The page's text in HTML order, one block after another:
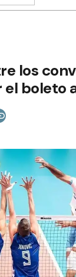
los
boleto